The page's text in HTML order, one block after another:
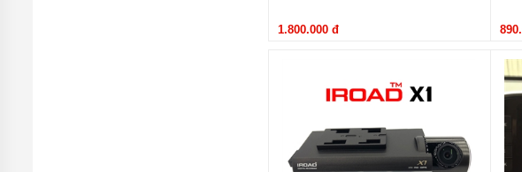
Nội thất xe Hyundai Kona
Nội thất Hyundai Konakhông có quá nhiều
1.800.000 đ